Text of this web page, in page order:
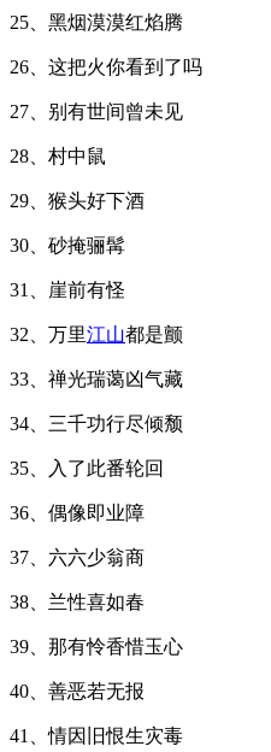
25、黑烟漠漠红焰腾
26、这把火你看到了吗
27、别有世间曾未见
28、村中鼠
29、猴头好下酒
30、砂掩骊髯
31、崖前有怪
32、万里江山都是颤
33、禅光瑞蔼凶气藏
34、三千功行尽倾颓
35、入了此番轮回
36、偶像即业障
37、六六少翁商
38、兰性喜如春
39、那有怜香惜玉心
40、善恶若无报
41、情因旧恨生灾毒